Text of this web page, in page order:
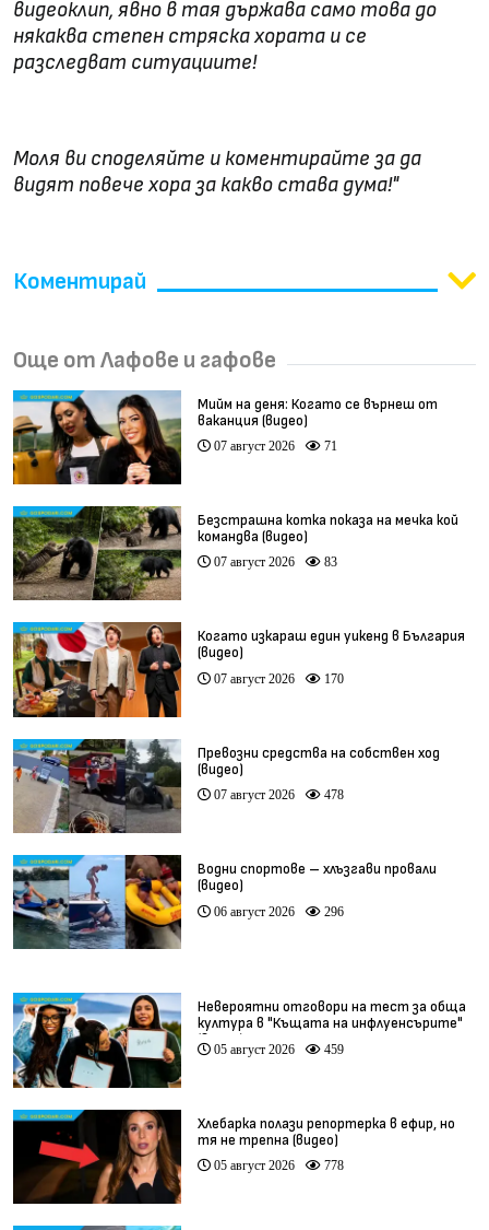
видеоклип, явно в тая държава само това до
някаква степен стряска хората и се
разследват ситуациите!
Моля ви споделяйте и коментирайте за да
видят повече хора за какво става дума!"
Коментирай
Още от Лафове и гафове
Мийм на деня: Когато се върнеш от
ваканция (видео)
07 август 2026 71
Безстрашна котка показа на мечка кой
командва (видео)
07 август 2026 83
Когато изкараш един уикенд в България
(видео)
07 август 2026 170
Превозни средства на собствен ход
(видео)
07 август 2026 478
Водни спортове – хлъзгави провали
(видео)
06 август 2026 296
Невероятни отговори на тест за обща
култура в "Къщата на инфлуенсърите"
(видео)
05 август 2026 459
Хлебарка полази репортерка в ефир, но
тя не трепна (видео)
05 август 2026 778